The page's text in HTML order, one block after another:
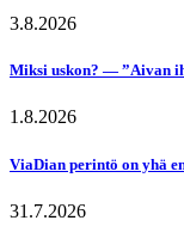
3.8.2026
Miksi uskon? — ”Aivan
1.8.2026
ViaDian perintö on yhä
31.7.2026